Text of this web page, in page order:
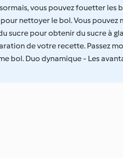
vous pouvez fouetter les
nettoyer le bol. Vous pouvez
sucre pour obtenir du sucre à
de votre recette. Passez
bol. Duo dynamique - Les